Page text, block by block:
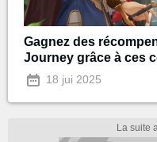
Gagnez des
Journey grâce à ces
18 jui 2025